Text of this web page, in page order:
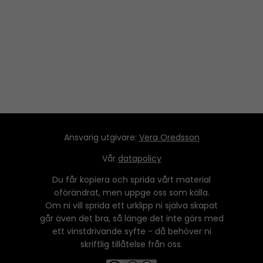
Ansvarig utgivare: Vera Oredsson
Vår datapolicy
Du får kopiera och sprida vårt material
oförändrat, men uppge oss som källa.
Om ni vill sprida ett urklipp ni själva skapat
går även det bra, så länge det inte görs med
ett vinstdrivande syfte - då behöver ni
skriftlig tillåtelse från oss.